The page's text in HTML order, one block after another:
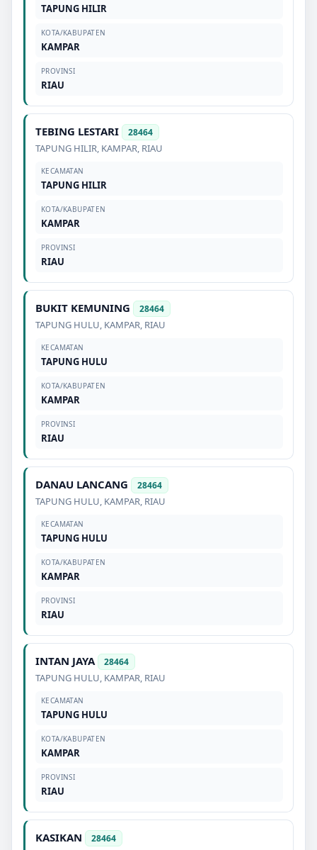
TAPUNG HILIR
KOTA/KABUPATEN
KAMPAR
PROVINSI
RIAU
TEBING LESTARI 28464
TAPUNG HILIR, KAMPAR, RIAU
KECAMATAN
TAPUNG HILIR
KOTA/KABUPATEN
KAMPAR
PROVINSI
RIAU
BUKIT KEMUNING 28464
TAPUNG HULU, KAMPAR, RIAU
KECAMATAN
TAPUNG HULU
KOTA/KABUPATEN
KAMPAR
PROVINSI
RIAU
DANAU LANCANG 28464
TAPUNG HULU, KAMPAR, RIAU
KECAMATAN
TAPUNG HULU
KOTA/KABUPATEN
KAMPAR
PROVINSI
RIAU
INTAN JAYA 28464
TAPUNG HULU, KAMPAR, RIAU
KECAMATAN
TAPUNG HULU
KOTA/KABUPATEN
KAMPAR
PROVINSI
RIAU
KASIKAN 28464